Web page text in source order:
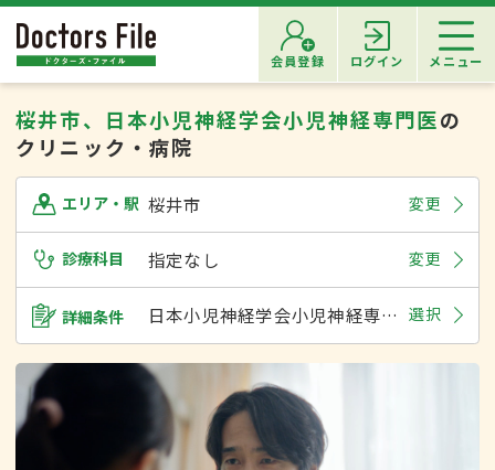
会員登録 ログイン メニュー
桜井市、日本小児神経学会小児神経専門医の
クリニック・病院
エリア・駅 桜井市 変更
診療科目 指定なし 変更
詳細条件 日本小児神経学会小児神経専門医 選択